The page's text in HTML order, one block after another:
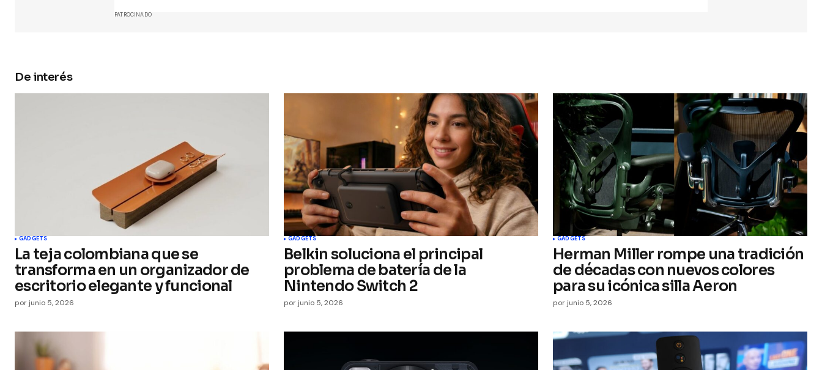
PATROCINADO
De interés
GADGETS
La teja colombiana que se
transforma en un organizador de
escritorio elegante y funcional
por junio 5, 2026
GADGETS
Belkin soluciona el principal
problema de batería de la
Nintendo Switch 2
por junio 5, 2026
GADGETS
Herman Miller rompe una tradición
de décadas con nuevos colores
para su icónica silla Aeron
por junio 5, 2026